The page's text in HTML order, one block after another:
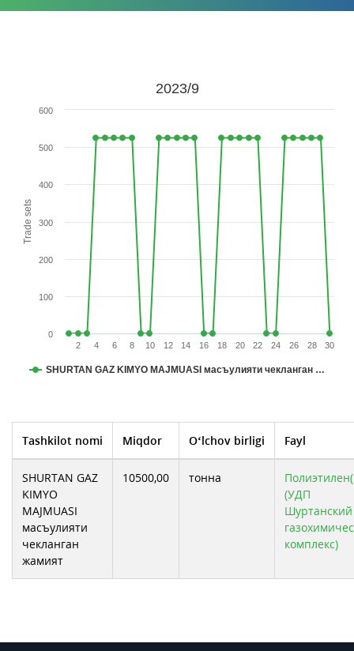
Trade sets
2023/9
SHURTAN GAZ KIMYO MAJMUASI масъулияти чекланган …
2 4 6 8 10 12 14 16 18 20 22 24 26 28 30
0
100
200
300
400
500
600
Tashkilot nomi Miqdor O‘lchov birligi Fayl
SHURTAN GAZ
KIMYO
MAJMUASI
масъулияти
чекланган
жамият
10500,00 тонна
(УДП
Шуртанский
комплекс)